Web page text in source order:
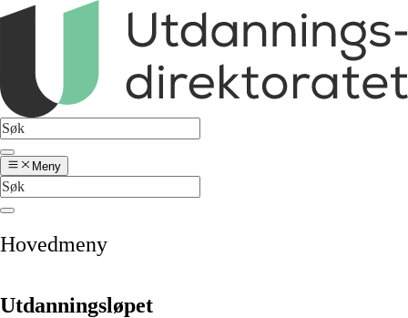
Meny
Hovedmeny
Utdanningsløpet